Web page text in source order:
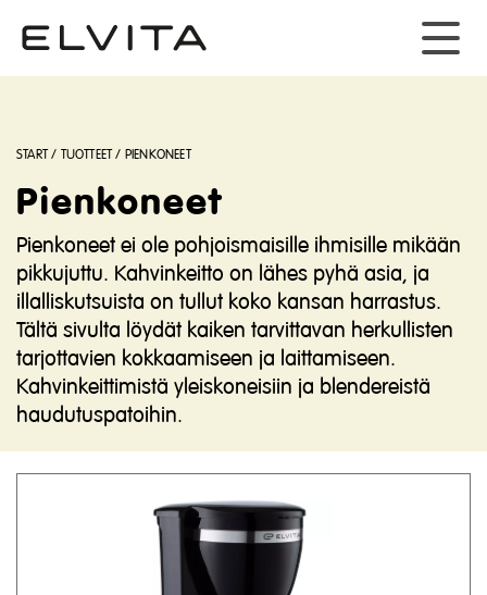
START/ TUOTTEET/ PIENKONEET
Pienkoneet
Pienkoneet ei ole pohjoismaisille ihmisille mikään
pikkujuttu. Kahvinkeitto on lähes pyhä asia, ja
illalliskutsuista on tullut koko kansan harrastus.
Tältä sivulta löydät kaiken tarvittavan herkullisten
tarjottavien kokkaamiseen ja laittamiseen.
Kahvinkeittimistä yleiskoneisiin ja blendereistä
haudutuspatoihin.